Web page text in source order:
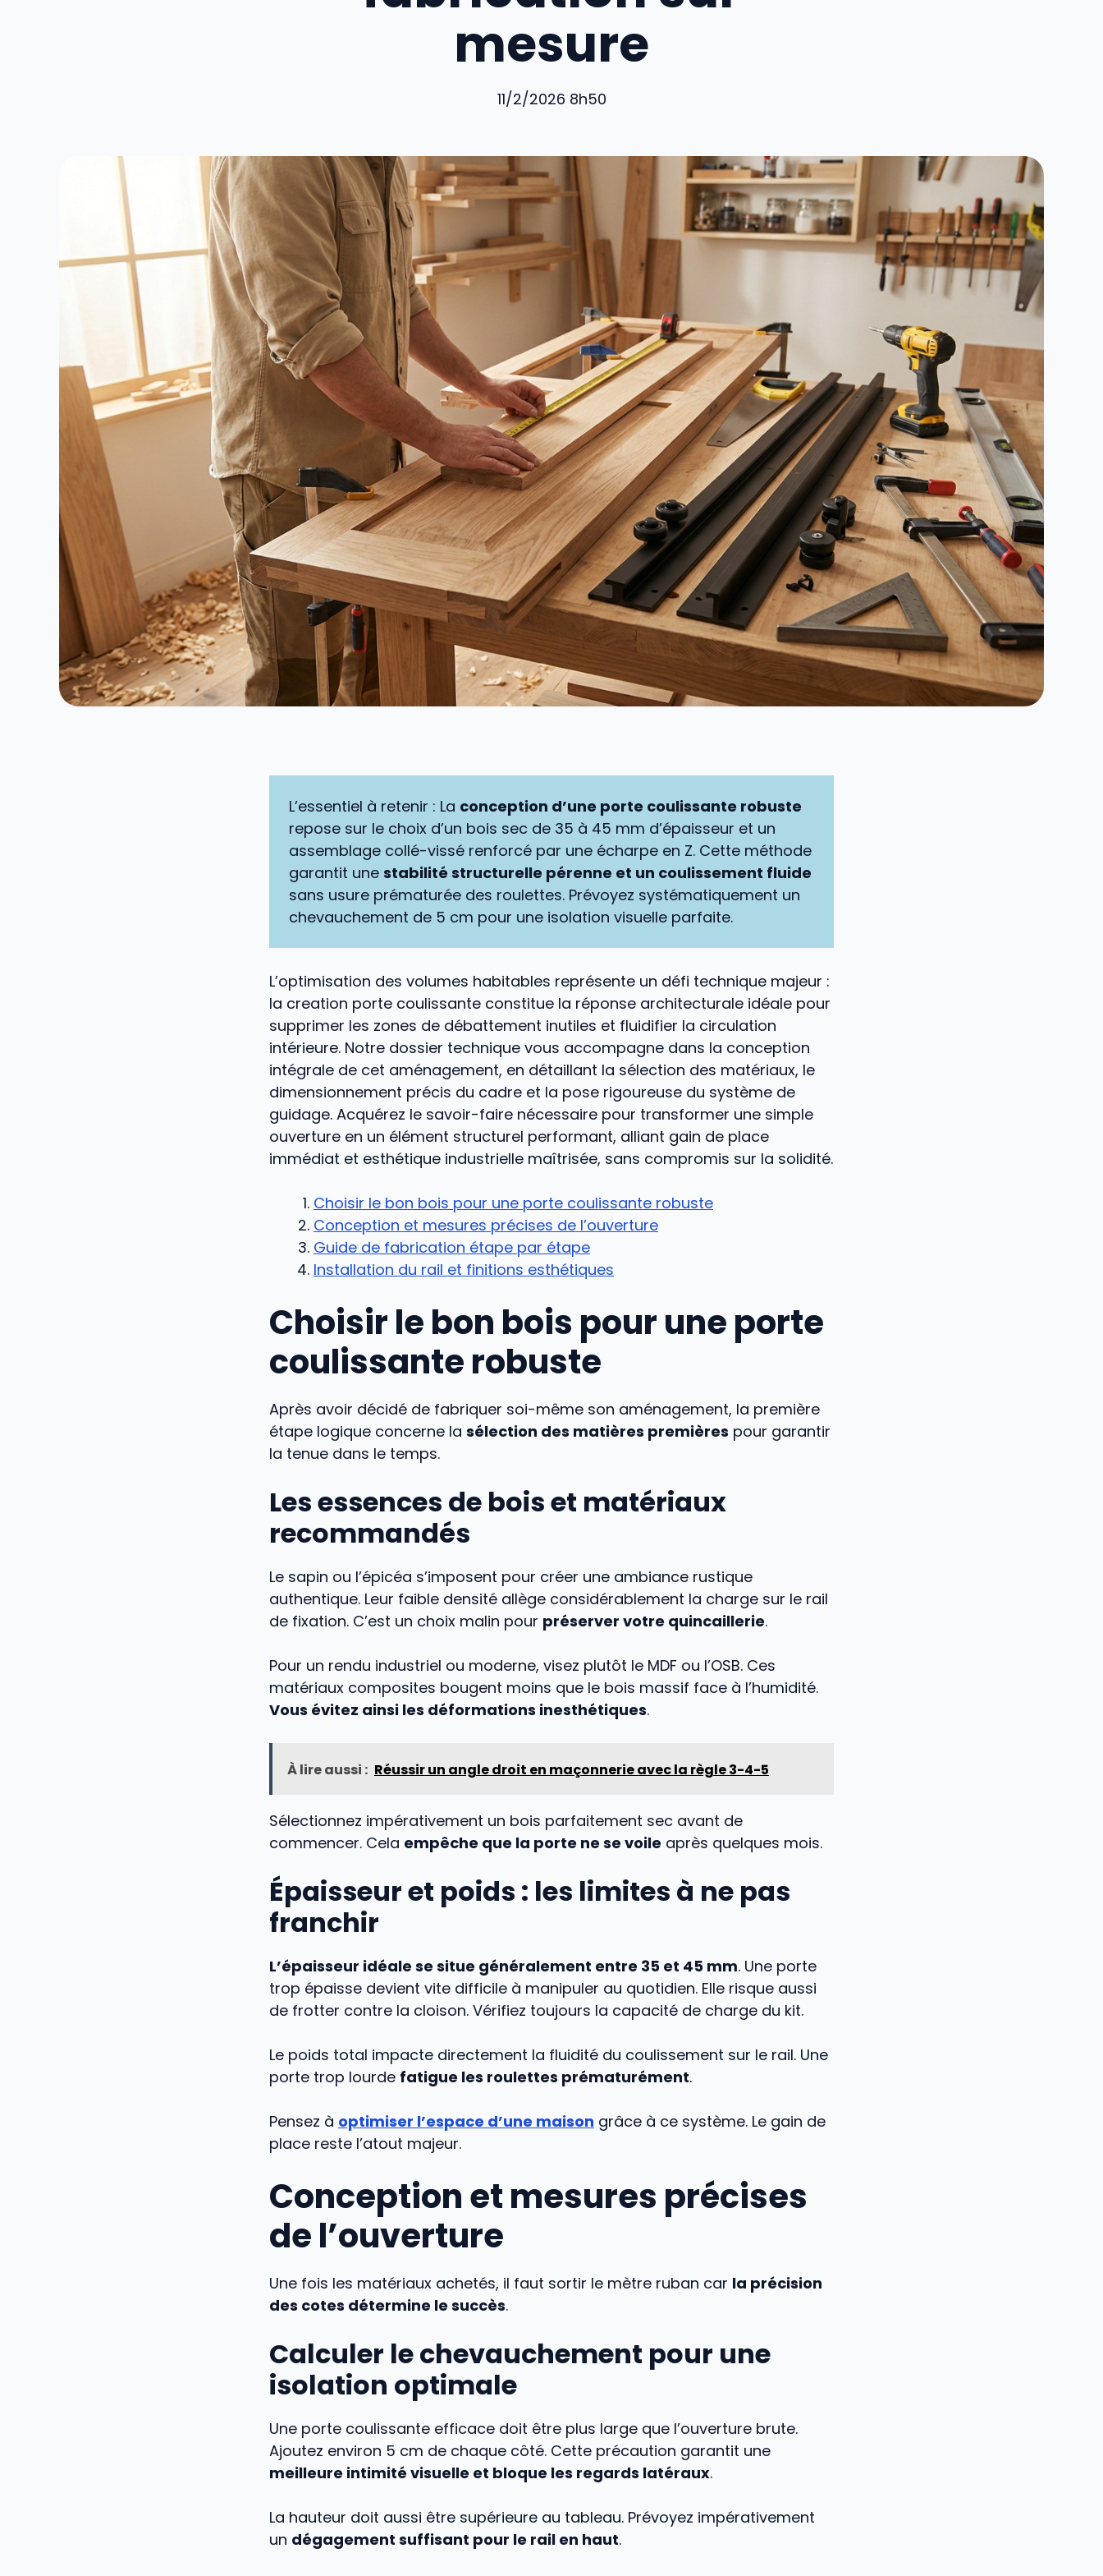
mesure
11/2/2026 8h50
L’essentiel à retenir : La conception d’une porte coulissante robuste
repose sur le choix d’un bois sec de 35 à 45 mm d’épaisseur et un
assemblage collé-vissé renforcé par une écharpe en Z. Cette méthode
garantit une stabilité structurelle pérenne et un coulissement fluide
sans usure prématurée des roulettes. Prévoyez systématiquement un
chevauchement de 5 cm pour une isolation visuelle parfaite.
L’optimisation des volumes habitables représente un défi technique majeur :
la creation porte coulissante constitue la réponse architecturale idéale pour
supprimer les zones de débattement inutiles et fluidifier la circulation
intérieure. Notre dossier technique vous accompagne dans la conception
intégrale de cet aménagement, en détaillant la sélection des matériaux, le
dimensionnement précis du cadre et la pose rigoureuse du système de
guidage. Acquérez le savoir-faire nécessaire pour transformer une simple
ouverture en un élément structurel performant, alliant gain de place
immédiat et esthétique industrielle maîtrisée, sans compromis sur la solidité.
Choisir le bon bois pour une porte coulissante robuste
Conception et mesures précises de l’ouverture
Guide de fabrication étape par étape
Installation du rail et finitions esthétiques
Choisir le bon bois pour une porte
coulissante robuste
Après avoir décidé de fabriquer soi-même son aménagement, la première
étape logique concerne la sélection des matières premières pour garantir
la tenue dans le temps.
Les essences de bois et matériaux
recommandés
Le sapin ou l’épicéa s’imposent pour créer une ambiance rustique
authentique. Leur faible densité allège considérablement la charge sur le rail
de fixation. C’est un choix malin pour préserver votre quincaillerie.
Pour un rendu industriel ou moderne, visez plutôt le MDF ou l’OSB. Ces
matériaux composites bougent moins que le bois massif face à l’humidité.
Vous évitez ainsi les déformations inesthétiques.
À lire aussi : Réussir un angle droit en maçonnerie avec la règle 3-4-5
Sélectionnez impérativement un bois parfaitement sec avant de
commencer. Cela empêche que la porte ne se voile après quelques mois.
Épaisseur et poids : les limites à ne pas
franchir
L’épaisseur idéale se situe généralement entre 35 et 45 mm. Une porte
trop épaisse devient vite difficile à manipuler au quotidien. Elle risque aussi
de frotter contre la cloison. Vérifiez toujours la capacité de charge du kit.
Le poids total impacte directement la fluidité du coulissement sur le rail. Une
porte trop lourde fatigue les roulettes prématurément.
Pensez à optimiser l’espace d’une maison grâce à ce système. Le gain de
place reste l’atout majeur.
Conception et mesures précises
de l’ouverture
Une fois les matériaux achetés, il faut sortir le mètre ruban car la précision
des cotes détermine le succès.
Calculer le chevauchement pour une
isolation optimale
Une porte coulissante efficace doit être plus large que l’ouverture brute.
Ajoutez environ 5 cm de chaque côté. Cette précaution garantit une
meilleure intimité visuelle et bloque les regards latéraux.
La hauteur doit aussi être supérieure au tableau. Prévoyez impérativement
un dégagement suffisant pour le rail en haut.